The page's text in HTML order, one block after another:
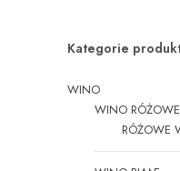
Kategorie
WINO
WINO RÓŻOWE
RÓŻOWE